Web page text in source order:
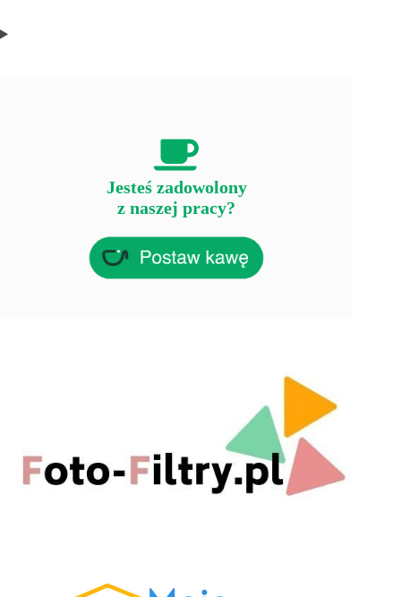
Jesteś zadowolony
z naszej pracy?